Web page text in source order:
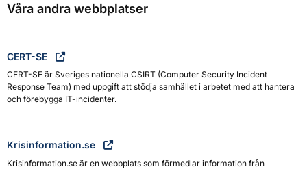
Våra andra webbplatser
CERT-SE
CERT-SE är Sveriges nationella CSIRT (Computer Security Incident
Response Team) med uppgift att stödja samhället i arbetet med att hantera
och förebygga IT-incidenter.
Krisinformation.se
Krisinformation.se är en webbplats som förmedlar information från